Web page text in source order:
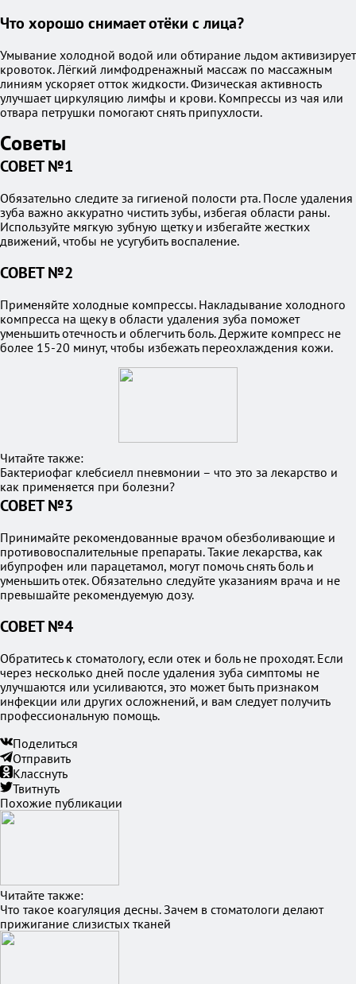
Что хорошо снимает отёки с лица?
Умывание холодной водой или обтирание льдом активизирует
кровоток. Лёгкий лимфодренажный массаж по массажным
линиям ускоряет отток жидкости. Физическая активность
улучшает циркуляцию лимфы и крови. Компрессы из чая или
отвара петрушки помогают снять припухлости.
Советы
СОВЕТ №1
Обязательно следите за гигиеной полости рта. После удаления
зуба важно аккуратно чистить зубы, избегая области раны.
Используйте мягкую зубную щетку и избегайте жестких
движений, чтобы не усугубить воспаление.
СОВЕТ №2
Применяйте холодные компрессы. Накладывание холодного
компресса на щеку в области удаления зуба поможет
уменьшить отечность и облегчить боль. Держите компресс не
более 15-20 минут, чтобы избежать переохлаждения кожи.
Читайте также:
Бактериофаг клебсиелл пневмонии – что это за лекарство и
как применяется при болезни?
СОВЕТ №3
Принимайте рекомендованные врачом обезболивающие и
противовоспалительные препараты. Такие лекарства, как
ибупрофен или парацетамол, могут помочь снять боль и
уменьшить отек. Обязательно следуйте указаниям врача и не
превышайте рекомендуемую дозу.
СОВЕТ №4
Обратитесь к стоматологу, если отек и боль не проходят. Если
через несколько дней после удаления зуба симптомы не
улучшаются или усиливаются, это может быть признаком
инфекции или других осложнений, и вам следует получить
профессиональную помощь.
Поделиться
Отправить
Класснуть
Твитнуть
Похожие публикации
Читайте также:
Что такое коагуляция десны. Зачем в стоматологи делают
прижигание слизистых тканей